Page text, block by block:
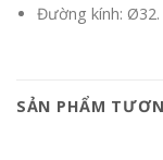
Đường kính: Ø32.
SẢN PHẨM